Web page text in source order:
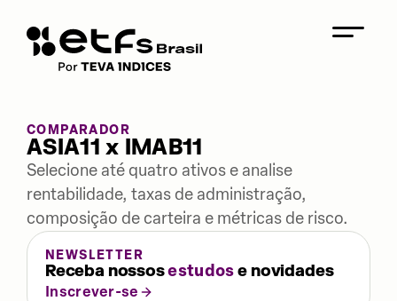
COMPARADOR
ASIA11 x IMAB11
Selecione até quatro ativos e analise
rentabilidade, taxas de administração,
composição de carteira e métricas de risco.
NEWSLETTER
Receba nossosestudose novidades
Inscrever-se